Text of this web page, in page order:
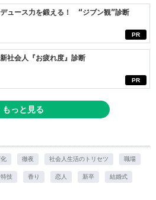
PR
デュース力を鍛える！ “ジブン観”診断
PR
社会人『お疲れ度』診断
もっと見る
徹夜 社会人生活のトリセツ 職場
特技 香り 恋人 新卒 結婚式